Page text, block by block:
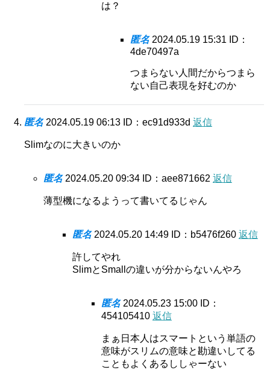
は？
匿名 2024.05.19 15:31
ID：
4de70497a
つまらない人間だからつまら
ない自己表現を好むのか
匿名 2024.05.19 06:13 ID：ec91d933d 返信
Slimなのに大きいのか
匿名 2024.05.20 09:34 ID：aee871662 返信
薄型機になるようって書いてるじゃん
匿名 2024.05.20 14:49 ID：b5476f260 返信
許してやれ
SlimとSmallの違いが分からないんやろ
匿名 2024.05.23 15:00 ID：
454105410 返信
まぁ日本人はスマートという単語の
意味がスリムの意味と勘違いしてる
こともよくあるししゃーない